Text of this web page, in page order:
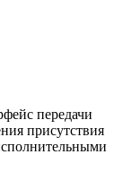
передачи
присутствия